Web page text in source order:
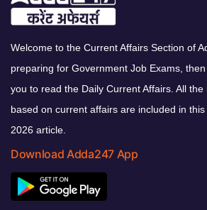
Welcome to the Current Affairs Section of
preparing for Government Job Exams,
you to read the Daily Current Affairs. All
based on current affairs are included in
2026 article.
Download Adda247 App